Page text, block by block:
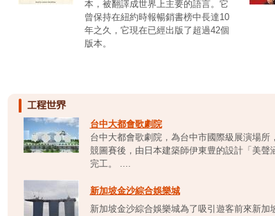
本，被翻譯成世界上主要的語言。它
曾保持在紐約時報暢銷書榜中長達10
年之久，它現在已經出版了超過42個
版本。
台中大都會歌劇院
台中大都會歌劇院，為台中市國際級展演場
競圖賽後，由日本建築師伊東豊的設計「美
完工。 ....
新加坡金沙綜合娛樂城
新加坡金沙綜合娛樂城為了吸引遊客前來新加